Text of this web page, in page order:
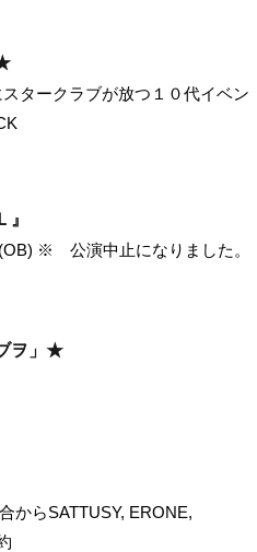
タークラブが放つ１０代イベン
』
※ 公演中止になりました。
ヲ」★
からSATTUSY, ERONE,